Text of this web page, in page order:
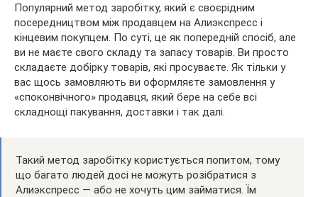
Популярний метод заробітку, який є своєрідним
посередництвом між продавцем на Алиэкспресс і
кінцевим покупцем. По суті, це як попередній спосіб, але
ви не маєте свого складу та запасу товарів. Ви просто
складаєте добірку товарів, які просуваєте. Як тільки у
вас щось замовляють ви оформляєте замовлення у
«споконвічного» продавця, який бере на себе всі
складнощі пакування, доставки і так далі.
Такий метод заробітку користується попитом, тому
що багато людей досі не можуть розібратися з
Алиэкспресс — або не хочуть цим займатися. Їм